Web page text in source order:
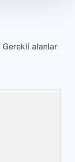
Gerekli alanlar